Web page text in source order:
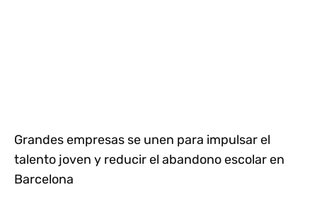
Grandes empresas se unen para impulsar el
talento joven y reducir el abandono escolar en
Barcelona